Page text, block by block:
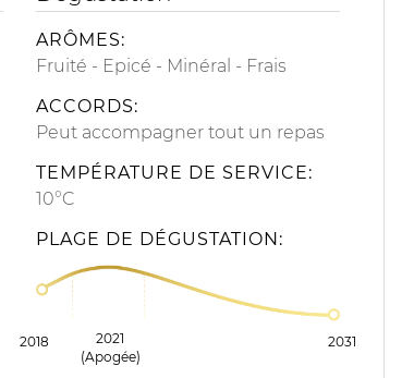
ARÔMES:
Fruité
Epicé Minéral
Frais
ACCORDS:
Peut accompagner tout un repas
TEMPÉRATURE DE SERVICE:
10°C
PLAGE DE DÉGUSTATION:
2018
2021
(Apogée)
2031